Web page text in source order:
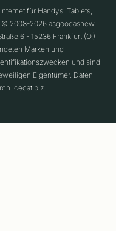
für Handys, Tablets,
2008-2026 asgoodasnew
6 - 15236 Frankfurt (O.)
Marken und
und sind
Eigentümer. Daten
Icecat.biz.